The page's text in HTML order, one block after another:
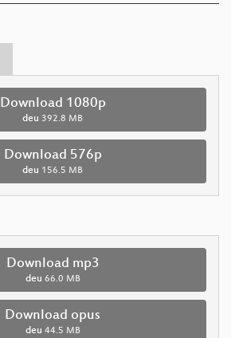
Download 1080p
deu 392.8 MB
Download 576p
deu 156.5 MB
Download mp3
deu 66.0 MB
Download opus
deu 44.5 MB